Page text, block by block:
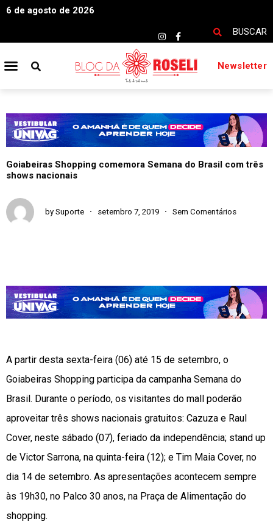
6 de agosto de 2026
BUSCAR
Newsletter
Goiabeiras Shopping comemora Semana do Brasil com três
shows nacionais
by Suporte setembro 7, 2019 Sem Comentários
A partir desta sexta-feira (06) até 15 de setembro, o
Goiabeiras Shopping participa da campanha Semana do
Brasil. Durante o período, os visitantes do mall poderão
aproveitar três shows nacionais gratuitos: Cazuza e Raul
Cover, neste sábado (07), feriado da independência; stand up
de Victor Sarrona, na quinta-feira (12); e Tim Maia Cover, no
dia 14 de setembro. As apresentações acontecem sempre
às 19h30, no Palco 30 anos, na Praça de Alimentação do
shopping.